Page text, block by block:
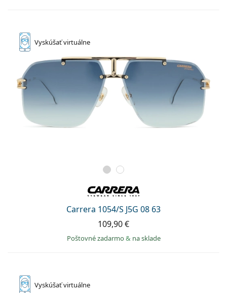
Vyskúšaťvirtuálne
Carrera 1054/S J5G 08 63
109,90 €
Poštovné zadarmo& na sklade
Vyskúšaťvirtuálne